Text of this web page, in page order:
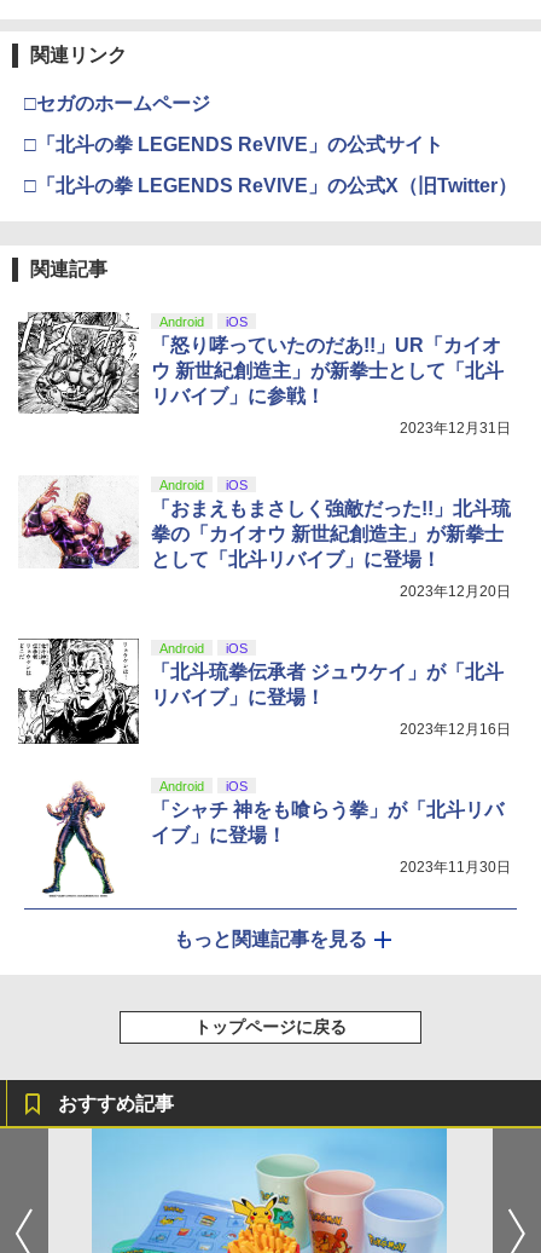
関連リンク
□セガのホームページ
□「北斗の拳 LEGENDS ReVIVE」の公式サイト
□「北斗の拳 LEGENDS ReVIVE」の公式X（旧Twitter）
関連記事
Android iOS
「怒り哮っていたのだあ!!」UR「カイオ
ウ 新世紀創造主」が新拳士として「北斗
リバイブ」に参戦！
2023年12月31日
Android iOS
「おまえもまさしく強敵だった!!」北斗琉
拳の「カイオウ 新世紀創造主」が新拳士
として「北斗リバイブ」に登場！
2023年12月20日
Android iOS
「北斗琉拳伝承者 ジュウケイ」が「北斗
リバイブ」に登場！
2023年12月16日
Android iOS
「シャチ 神をも喰らう拳」が「北斗リバ
イブ」に登場！
2023年11月30日
もっと関連記事を見る
トップページに戻る
おすすめ記事